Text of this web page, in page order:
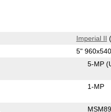
Imperial II
5"
5-MP
1-MP